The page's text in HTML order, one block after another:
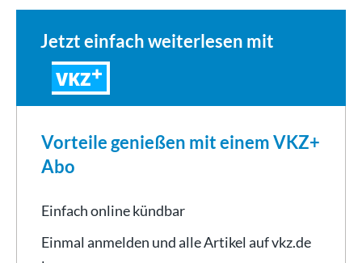
Jetzt einfach weiterlesen mit
VKZ
Vorteile genießen mit einem VKZ+
Abo
Einfach online kündbar
Einmal anmelden und alle Artikel auf vkz.de